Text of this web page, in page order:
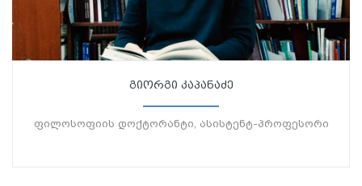
გიორგი კაპანაძე
ფილოსოფიის დოქტორანტი, ასისტენტ-პროფესორი